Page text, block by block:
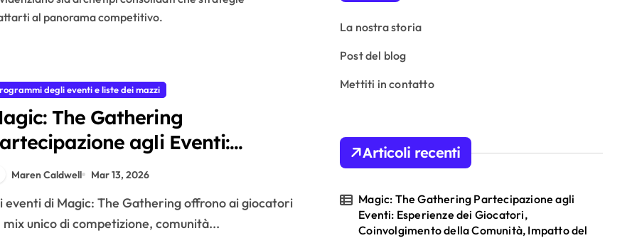
al panorama competitivo.
degli eventi e liste dei mazzi
The Gathering
agli Eventi:
Esperienze dei Giocatori,
della Comunità,
del Formato
Maren Caldwell Mar 13, 2026
mix unico di competizione, comunità...
La nostra storia
Post del blog
Mettiti in contatto
Articoli recenti
Magic: The Gathering Partecipazione agli
Eventi: Esperienze dei Giocatori,
Coinvolgimento della Comunità, Impatto del